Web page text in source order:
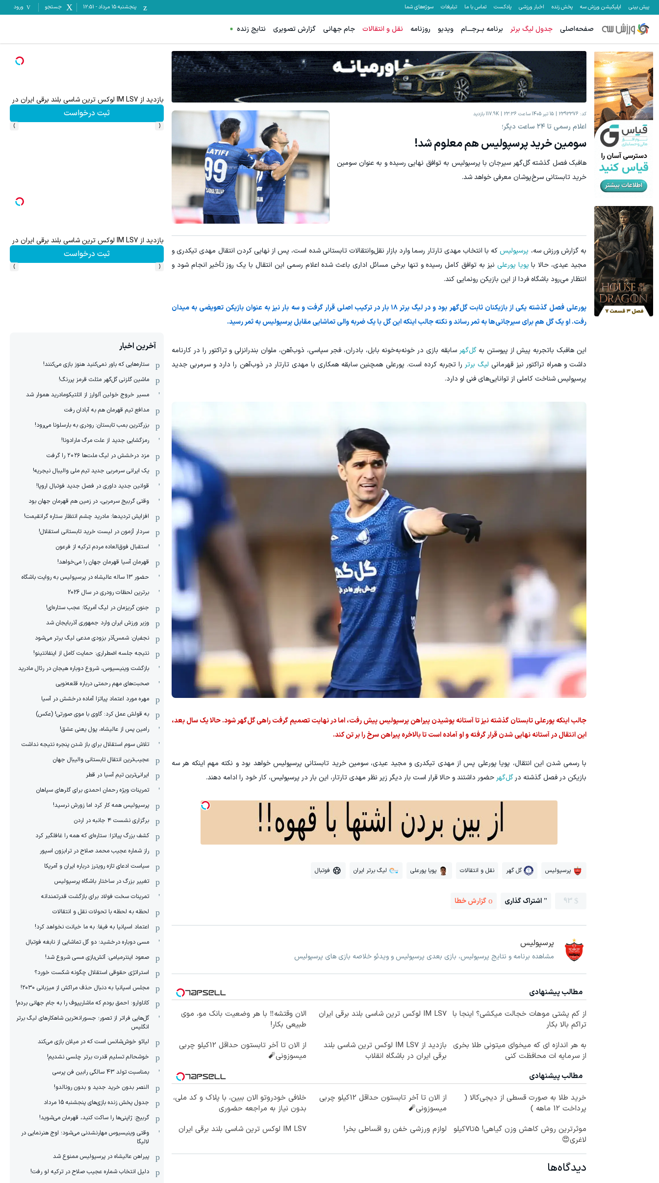
پیش بینی اپلیکیشن ورزش سه پخش زنده اخبار ورزشی پادکست تماس با ما تبلیغات سوژه‌های شما پنجشنبه ۱۵ مرداد -
12:51 جستجو ورود
صفحه‌اصلی جدول لیگ برتر برنامه بــرجـــام ویدیو روزنامه نقل و انتقالات جام جهانی گزارش تصویری نتایج زنده
کد: 2393376 15 تیر 1405 ساعت 23:36 117.9K بازدید
اعلام رسمی تا ۲۴ ساعت دیگر؛
سومین خرید پرسپولیس هم معلوم شد!
هافبک فصل گذشته گل‌گهر سیرجان با پرسپولیس به توافق نهایی رسیده و به عنوان سومین
خرید تابستانی سرخ‌پوشان معرفی خواهد شد.
به گزارش ورزش سه، پرسپولیس که با انتخاب مهدی تارتار رسما وارد بازار نقل‌وانتقالات تابستانی شده است، پس از نهایی کردن انتقال مهدی تیکدری و
مجید عیدی، حالا با پویا پورعلی نیز به توافق کامل رسیده و تنها برخی مسائل اداری باعث شده اعلام رسمی این انتقال با یک روز تأخیر انجام شود و
انتظار می‌رود باشگاه فردا از این بازیکن رونمایی کند.
پورعلی فصل گذشته یکی از بازیکنان ثابت گل‌گهر بود و در لیگ برتر ۱۸ بار در ترکیب اصلی قرار گرفت و سه بار نیز به عنوان بازیکن تعویضی به میدان
رفت. او یک گل هم برای سیرجانی‌ها به ثمر رساند و نکته جالب اینکه این گل با یک ضربه والی تماشایی مقابل پرسپولیس به ثمر رسید.
این هافبک باتجربه پیش از پیوستن بهگل‌گهر سابقه بازی در خونه‌به‌خونه بابل، بادران، فجر سپاسی، ذوب‌آهن، ملوان بندرانزلی و تراکتور را در کارنامه
داشت و همراه تراکتور نیز قهرمانی لیگ برتر را تجربه کرده است. پورعلی همچنین سابقه همکاری با مهدی تارتار در ذوب‌آهن را دارد و سرمربی جدید
پرسپولیس شناخت کاملی از توانایی‌های فنی او دارد.
جالب اینکه پورعلی تابستان گذشته نیز تا آستانه پوشیدن پیراهن پرسپولیس پیش رفت، اما در نهایت تصمیم گرفت راهی گل‌گهر شود. حالا یک سال بعد،
این انتقال در آستانه نهایی شدن قرار گرفته و او آماده است تا بالاخره پیراهن سرخ را بر تن کند.
با رسمی شدن این انتقال، پویا پورعلی پس از مهدی تیکدری و مجید عیدی، سومین خرید تابستانی پرسپولیس خواهد بود و نکته مهم اینکه هر سه
بازیکن در فصل گذشته درگل‌گهر حضور داشتند و حالا قرار است بار دیگر زیر نظر مهدی تارتار، این بار در پرسپولیس، کار خود را ادامه دهند.
پرسپولیس گل گهر نقل و انتقالات پویا پورعلی لیگ برتر ایران فوتبال
93 اشتراک گذاری گزارش خطا
پرسپولیس
مشاهده برنامه و نتایج پرسپولیس، بازی بعدی پرسپولیس و ویدئو خلاصه بازی های پرسپولیس
مطالب پیشنهادی
از کم پشتی موهات خجالت میکشی؟ اینجا با
تراکم بالا بکار
IM LS7 لوکس ترین شاسی بلند برقی ایران
الان وقتشه‼️ با هر وضعیت بانک مو، موی
طبیعی بکار!
به هر اندازه ای که میخوای میتونی طلا بخری
از سرمایه ات محافظت کنی
بازدید از IM LS7 لوکس ترین شاسی بلند
برقی ایران در باشگاه انقلاب
از الان تا آخر تابستون حداقل 12کیلو چربی
میسوزونی🧨
مطالب پیشنهادی
خرید طلا به صورت قسطی از دیجی‌کالا (
پرداخت 12 ماهه )
از الان تا آخر تابستون حداقل 12کیلو چربی
میسوزونی🧨
خلافی خودروتو الان ببین، با پلاک و کد ملی،
بدون نیاز به مراجعه حضوری
موثرترین روش کاهش وزن گیاهی! 5تا۷کیلو
لاغری😍
لوازم ورزشی خفن رو اقساطی بخر! IM LS7 لوکس ترین شاسی بلند برقی ایران
دیدگاه‌ها
بازدید از IM LS7 لوکس ترین شاسی بلند برقی ایران در باشگاه انقلاب
ثبت درخواست
IM LS7 لوکس ترین شاسی بلند برقی ایران 1000 دلار جایزه ببر 💲🤑💲 گردونه رو بچرخون
بچرخونش
به بزرگترین جشنواره ایمپلنت تهران خوش اومدید! | فقط ۲۵ میلیون !
رزرورایگان نوبت
‹
›
بازدید از IM LS7 لوکس ترین شاسی بلند برقی ایران در باشگاه انقلاب
ثبت درخواست استعلام! استعلام!
IM LS7 لوکس ترین شاسی بلند برقی ایران
ثبت درخواست
‹
›
آخرین اخبار
ستاره‌هایی که باور نمی‌کنید هنوز بازی می‌کنند!
ماشین گلزنی گل‌گهر مثلث قرمز پررنگ!
مسیر خروج خولین آلوارز از اتلتیکومادرید هموار شد
مدافع تیم قهرمان هم به آبادان رفت
بزرگترین بمب تابستان: رودری به بارسلونا می‌رود!
رمزگشایی جدید از علت مرگ مارادونا!
مزد درخشش در لیگ ملت‌ها ٢٠٢۶ را گرفت
یک ایرانی سرمربی جدید تیم ملی والیبال نیجریه!
قوانین جدید داوری در فصل جدید فوتبال اروپا!
وقتی گربیج سرمربی، در زمین هم قهرمان جهان بود
افزایش تردیدها: مادرید چشم انتظار ستاره گرانقیمت!
سردار آزمون در لیست خرید تابستانی استقلال!
استقبال فوق‌‌العاده مردم ترکیه از فرعون
قهرمان آسیا قهرمان جهان را می‌خواهد!
حضور 13 ساله عالیشاه در پرسپولیس به روایت باشگاه
برترین لحظات رودری در سال 2026
جنون گریزمان در لیگ آمریکا: عجب ستاره‌ای!
وزیر ورزش ایران وارد جمهوری آذربایجان شد
نجفیان: شمس‌آذر بزودی مدعی لیگ برتر می‌شود
نتیجه جلسه اضطراری: حمایت کامل از اینفانتینو!
بازگشت وینیسیوس، شروع دوباره هیجان در رئال مادرید
صحبت‌های مهم رحمتی درباره قلعه‌نویی
مهره مورد اعتماد پیاتزا آماده درخشش در آسیا
به قولش عمل کرد: گاوی با موی صورتی! (عکس)
رامین پس از عالیشاه، پول یعنی عشق!
تلاش سوم استقلال برای باز شدن پنجره نتیجه نداشت
عجیب‌ترین انتقال تابستانی والیبال جهان
ایرانی‌ترین تیم آسیا در قطر
تمرینات ویژه رحمان احمدی برای گلرهای سپاهان
پرسپولیس همه کار کرد اما زورش نرسید!
برگزاری نشست ۴ جانبه در اردن
کشف بزرگ پیاتزا: ستاره‌ای که همه را غافلگیر کرد
راز شماره عجیب محمد صلاح در ترابزون اسپور
سیاست ادعای تازه رویترز درباره ایران و آمریکا
تغییر بزرگ در ساختار باشگاه پرسپولیس
تمرینات سخت فولاد برای بازگشت قدرتمندانه
لحظه به لحظه با تحولات نقل و انتقالات
اعتماد اسپانیا به فیفا: به ما خیانت نخواهد کرد!
مسی دوباره درخشید؛ دو گل تماشایی از نابغه فوتبال
صعود اینترمیامی: آتش‌بازی مسی شروع شد!
استراتژی حقوقی استقلال چگونه شکست خورد؟
مجلس اسپانیا به دنبال حذف مراکش از میزبانی ۲۰۳۰!
کاناوارو: احمق بودم که ماشاریپوف را به جام جهانی بردم!
گل‌هایی فراتر از تصور؛ جسورانه‌ترین شاهکارهای لیگ برتر
انگلیس
لیائو خوش‌شانس است که در میلان بازی می‌کند
خوشحالم تسلیم قدرت برتر چلسی نشدیم!
بمناسبت تولد 43 سالگی رابین فن پرسی
النصر بدون خرید جدید و بدون رونالدو!
جدول پخش زنده بازی‌های پنجشنبه 15 مرداد
گربیج: ژاپنی‌ها را ساکت کنید، قهرمان می‌شوید!
وقتی وینیسیوس مهارنشدنی می‌شود؛ اوج هنرنمایی در
لالیگا
پیراهن عالیشاه در پرسپولیس ممنوع شد
دلیل انتخاب شماره عجیب صلاح در ترکیه لو رفت!